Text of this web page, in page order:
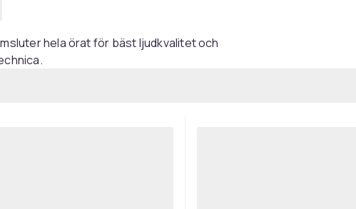
hela örat för bäst ljudkvalitet och